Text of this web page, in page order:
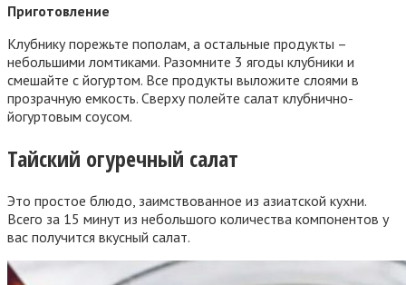
Приготовление
Клубнику порежьте пополам, а остальные продукты –
небольшими ломтиками. Разомните 3 ягоды клубники и
смешайте с йогуртом. Все продукты выложите слоями в
прозрачную емкость. Сверху полейте салат клубнично-
йогуртовым соусом.
Тайский огуречный салат
Это простое блюдо, заимствованное из азиатской кухни.
Всего за 15 минут из небольшого количества компонентов у
вас получится вкусный салат.